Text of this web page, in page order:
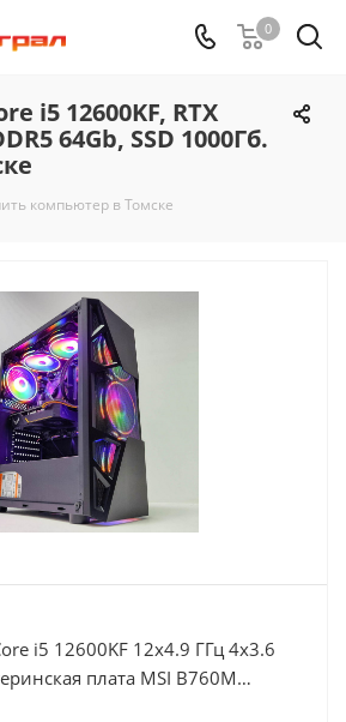
0
i5 12600KF, RTX
64Gb, SSD 1000Гб.
компьютер в Томске
i5 12600KF 12x4.9 ГГц 4x3.6
плата MSI B760M
RTX 4070TiS 16Гб,